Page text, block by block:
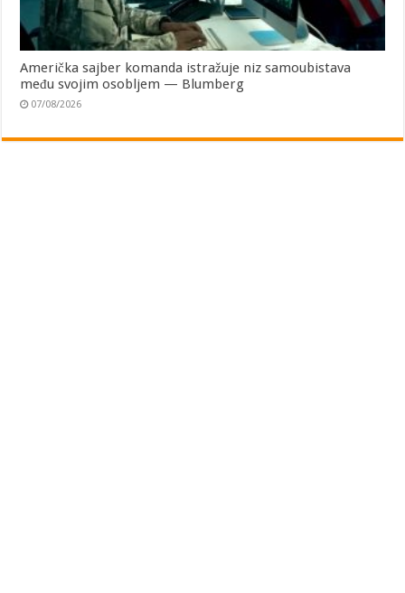
Američka sajber komanda istražuje niz samoubistava
među svojim osobljem — Blumberg
07/08/2026